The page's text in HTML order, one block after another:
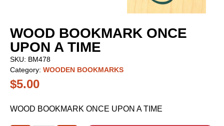
WOOD BOOKMARK ONCE
UPON A TIME
SKU: BM478
Category: WOODEN BOOKMARKS
$5.00
WOOD BOOKMARK ONCE UPON A TIME